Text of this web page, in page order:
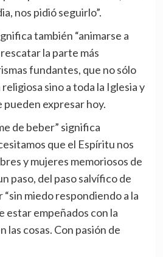
nos pidió seguirlo”.
también “animarse a
la parte más
fundantes, que no sólo
sino a toda la Iglesia y
pueden expresar hoy.
de beber” significa
que el Espíritu nos
y mujeres memoriosos de
paso, del paso salvífico de
“sin miedo respondiendo a la
estar empeñados con la
las cosas. Con pasión de